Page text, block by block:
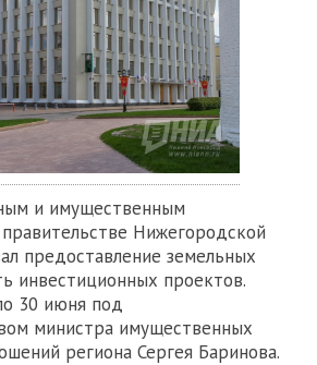
и имущественным
Нижегородской
предоставление земельных
инвестиционных проектов.
30 июня под
министра имущественных
региона Сергея Баринова.